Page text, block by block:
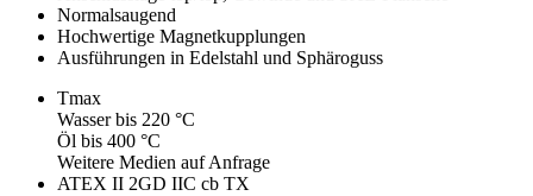
Normalsaugend
Hochwertige Magnetkupplungen
Ausführungen in Edelstahl und Sphäroguss
Tmax
Wasser bis 220 °C
Öl bis 400 °C
Weitere Medien auf Anfrage
ATEX II 2GD IIC cb TX